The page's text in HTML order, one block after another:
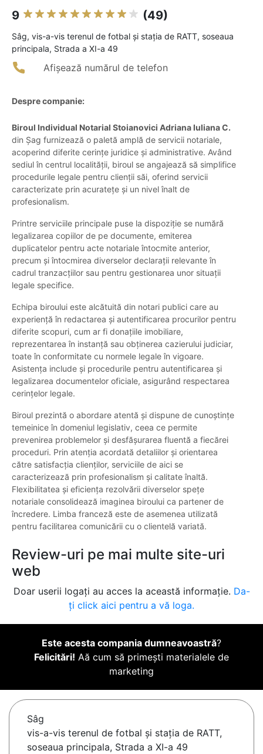
9 (49)
Sâg, vis-a-vis terenul de fotbal și stația de RATT, soseaua
principala, Strada a XI-a 49
Afișează numărul de telefon
Despre companie:
Biroul Individual Notarial Stoianovici Adriana Iuliana C.
din Șag furnizează o paletă amplă de servicii notariale,
acoperind diferite cerințe juridice și administrative. Având
sediul în centrul localității, biroul se angajează să simplifice
procedurile legale pentru clienții săi, oferind servicii
caracterizate prin acuratețe și un nivel înalt de
profesionalism.
Printre serviciile principale puse la dispoziție se numără
legalizarea copiilor de pe documente, emiterea
duplicatelor pentru acte notariale întocmite anterior,
precum și întocmirea diverselor declarații relevante în
cadrul tranzacțiilor sau pentru gestionarea unor situații
legale specifice.
Echipa biroului este alcătuită din notari publici care au
experiență în redactarea și autentificarea procurilor pentru
diferite scopuri, cum ar fi donațiile imobiliare,
reprezentarea în instanță sau obținerea cazierului judiciar,
toate în conformitate cu normele legale în vigoare.
Asistența include și procedurile pentru autentificarea și
legalizarea documentelor oficiale, asigurând respectarea
cerințelor legale.
Biroul prezintă o abordare atentă și dispune de cunoștințe
temeinice în domeniul legislativ, ceea ce permite
prevenirea problemelor și desfășurarea fluentă a fiecărei
proceduri. Prin atenția acordată detaliilor și orientarea
către satisfacția clienților, serviciile de aici se
caracterizează prin profesionalism și calitate înaltă.
Flexibilitatea și eficiența rezolvării diverselor spețe
notariale consolidează imaginea biroului ca partener de
încredere. Limba franceză este de asemenea utilizată
pentru facilitarea comunicării cu o clientelă variată.
Review-uri pe mai multe site-uri
web
Doar userii logați au acces la această informație. Da-
ți click aici pentru a vă loga.
Este acesta compania dumneavoastră?
Felicitări! Aă cum să primești materialele de
marketing
Sâg
vis-a-vis terenul de fotbal și stația de RATT,
soseaua principala, Strada a XI-a 49